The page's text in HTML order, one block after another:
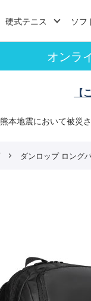
硬式テニス ソフ
オンラ
本地震において被災
ダンロップ ロング